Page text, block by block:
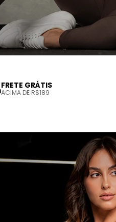
FRETE GRÁTIS
ACIMA DE R$189